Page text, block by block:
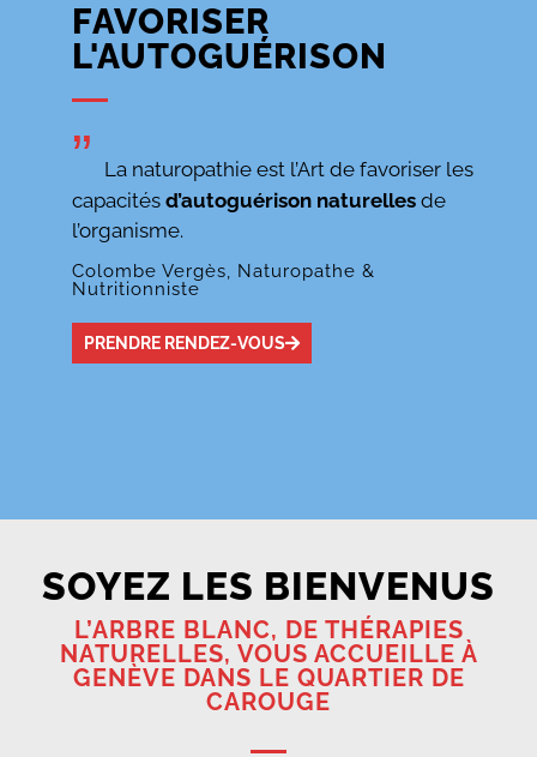
FAVORISER
L'AUTOGUÉRISON
”
La naturopathie est l’Art de favoriser les
capacités d’autoguérison naturelles de
l’organisme.
Colombe Vergès, Naturopathe &
Nutritionniste
PRENDRE RENDEZ-VOUS
SOYEZ LES BIENVENUS
L’ARBRE BLANC, DE THÉRAPIES
NATURELLES, VOUS ACCUEILLE À
GENÈVE DANS LE QUARTIER DE
CAROUGE